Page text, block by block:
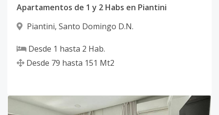
Apartamentos de 1 y 2 Habs en Piantini
Piantini, Santo Domingo D.N.
Desde 1 hasta 2 Hab.
Desde 79 hasta 151 Mt2